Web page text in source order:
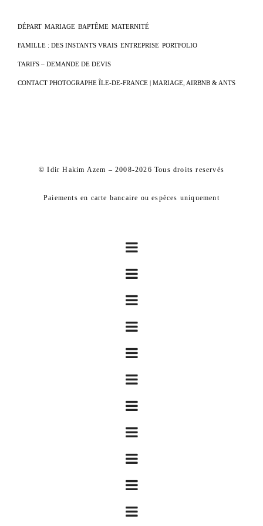
DÉPART MARIAGE BAPTÊME MATERNITÉ
FAMILLE : DES INSTANTS VRAIS ENTREPRISE PORTFOLIO
TARIFS – DEMANDE DE DEVIS
CONTACT PHOTOGRAPHE ÎLE-DE-FRANCE | MARIAGE, AIRBNB & ANTS
© Idir Hakim Azem – 2008-2026 Tous droits reservés
Paiements en carte bancaire ou espèces uniquement